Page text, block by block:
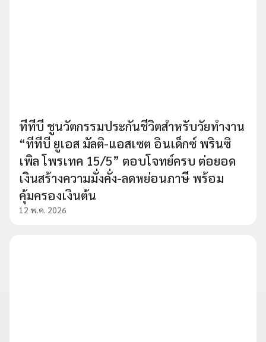
ทีทีบี ชูนวัตกรรมประกันชีวิตสำหรับวัยทำงาน
“ทีทีบี ยูเอส มัลติ-แอสเซต อินเด็กซ์ พรินซิ
เพิล โพรเทค 15/5” ตอบโจทย์ครบ ต่อยอด
เงินสร้างความมั่งคั่ง-ลดหย่อนภาษี พร้อม
คุ้มครองเงินต้น
12 พ.ค. 2026